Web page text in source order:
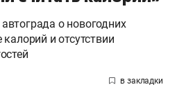
о новогодних
и отсутствии